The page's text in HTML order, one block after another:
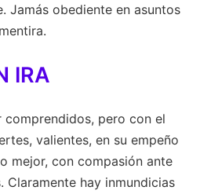
Jamás obediente en asuntos
IRA
pero con el
valientes, en su empeño
mejor, con compasión ante
Claramente hay inmundicias